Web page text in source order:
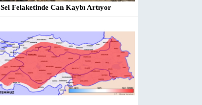
Sel Felaketinde Can Kaybı Artıyor